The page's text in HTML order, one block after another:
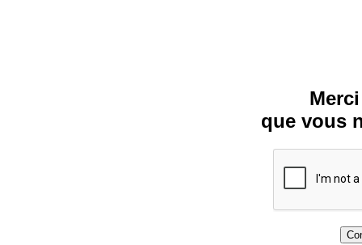
que vous